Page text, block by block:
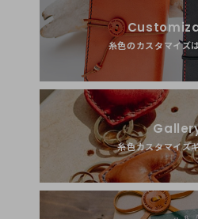
ました
2016/07/02 15:10:58
プレゼントにお選びいただき、あり
いただけたようで、こちらも嬉しいで
糸色のカスタマイズ
糸色カスタマイズ